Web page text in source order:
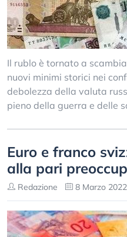
Il rublo è tornato a
nuovi minimi storici nei
debolezza della valuta
pieno della guerra e delle
Euro e franco
alla pari
Redazione 8 Marzo